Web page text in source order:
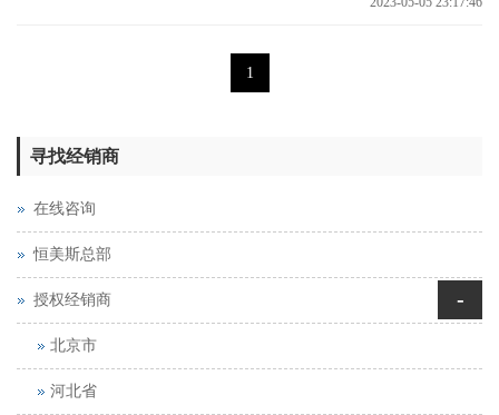
1
寻找经销商
在线咨询
恒美斯总部
授权经销商 -
北京市
河北省